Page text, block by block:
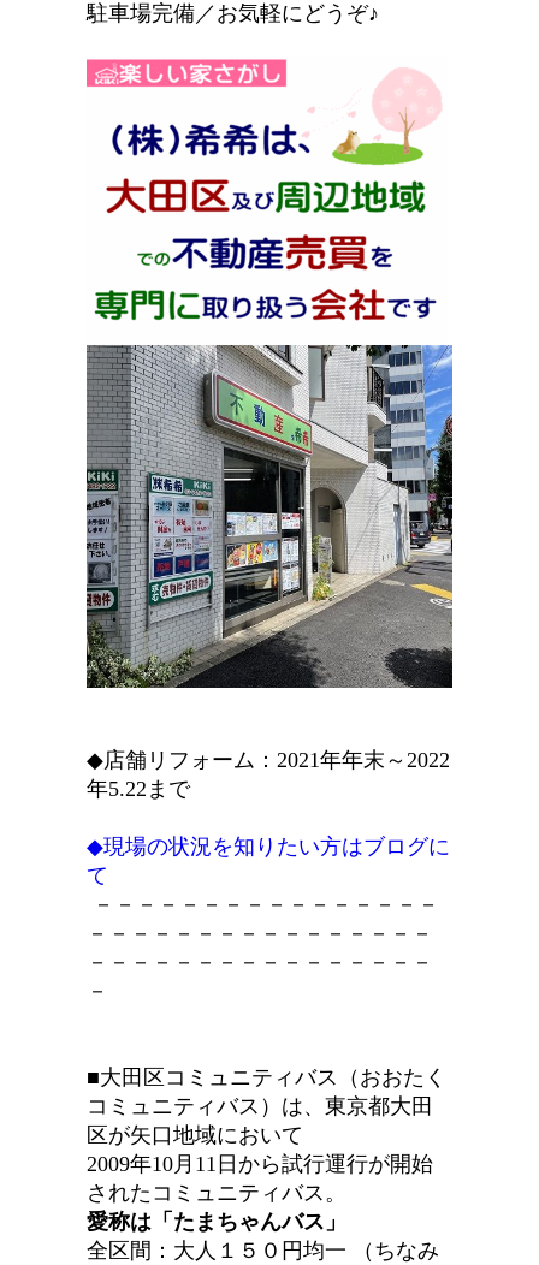
駐車場完備／お気軽にどうぞ♪
◆店舗リフォーム：2021年年末～2022
年5.22まで
◆現場の状況を知りたい方はブログに
て
－－－－－－－－－－－－－－－－
－－－－－－－－－－－－－－－－
－－－－－－－－－－－－－－－－
－
■大田区コミュニティバス（おおたく
コミュニティバス）は、東京都大田
区が矢口地域において
2009年10月11日から試行運行が開始
されたコミュニティバス。
愛称は「たまちゃんバス」
全区間：大人１５０円均一 （ちなみ